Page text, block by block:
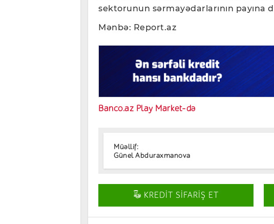
sektorunun sərmayədarlarının payına
Mənbə: Report.az
Banco.az Play Market-də
Müəllif:
Günel Abduraxmanova
KREDİT SİFARİŞ ET